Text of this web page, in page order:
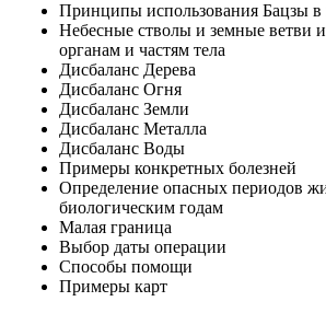
Принципы использования Бацзы
Небесные стволы и земные ветви и
органам и частям тела
Дисбаланс Дерева
Дисбаланс Огня
Дисбаланс Земли
Дисбаланс Металла
Дисбаланс Воды
Примеры конкретных болезней
Определение опасных периодов
биологическим годам
Малая граница
Выбор даты операции
Способы помощи
Примеры карт